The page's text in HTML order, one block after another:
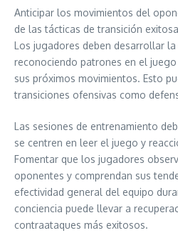
Anticipar los movimientos del
de las tácticas de transición
Los jugadores deben desarrollar
reconociendo patrones en el
sus próximos movimientos. Esto
transiciones ofensivas como
Las sesiones de entrenamiento
se centren en leer el juego y
Fomentar que los jugadores
oponentes y comprendan sus
efectividad general del equipo
conciencia puede llevar a
contraataques más exitosos.